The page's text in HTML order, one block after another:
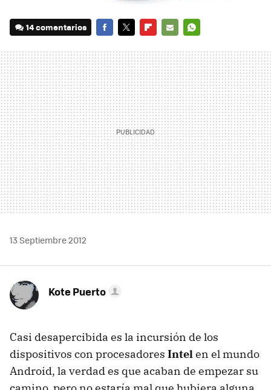
14 comentarios
MAIL
13 Septiembre 2012
Kote Puerto
Casi desapercibida es la incursión de los
dispositivos con procesadores Intelen el mundo
Android, la verdad es que acaban de empezar su